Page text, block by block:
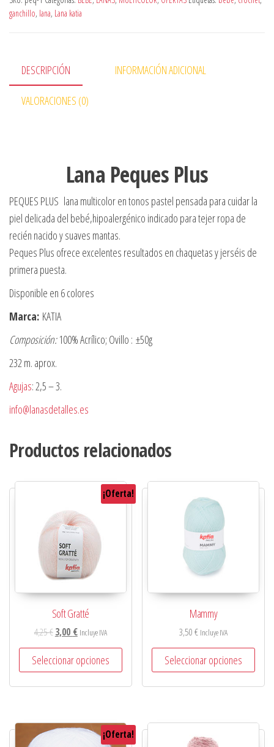
ganchillo, lana, Lana katia
DESCRIPCIÓN INFORMACIÓN ADICIONAL
VALORACIONES (0)
Lana Peques Plus
PEQUES PLUS lana multicolor en tonos pastel pensada para cuidar la
piel delicada del bebé,hipoalergénico indicado para tejer ropa de
recién nacido y suaves mantas.
Peques Plus ofrece excelentes resultados en chaquetas y jerséis de
primera puesta.
Disponible en 6 colores
Marca: KATIA
Composición:100% Acrílico; Ovillo : ±50g
232 m. aprox.
Agujas: 2,5 – 3.
info@lanasdetalles.es
Productos relacionados
¡Oferta!
Soft Gratté
4,25€3,00 € Incluye IVA
Seleccionar opciones
Mammy
3,50€ Incluye IVA
Seleccionar opciones
¡Oferta!